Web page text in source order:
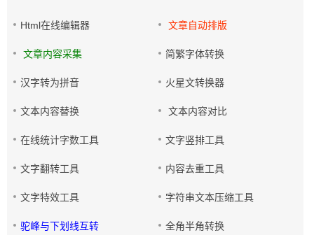
Html在线编辑器 文章自动排版
文章内容采集 简繁字体转换
汉字转为拼音 火星文转换器
文本内容替换 文本内容对比
在线统计字数工具 文字竖排工具
文字翻转工具 内容去重工具
文字特效工具 字符串文本压缩工具
驼峰与下划线互转 全角半角转换